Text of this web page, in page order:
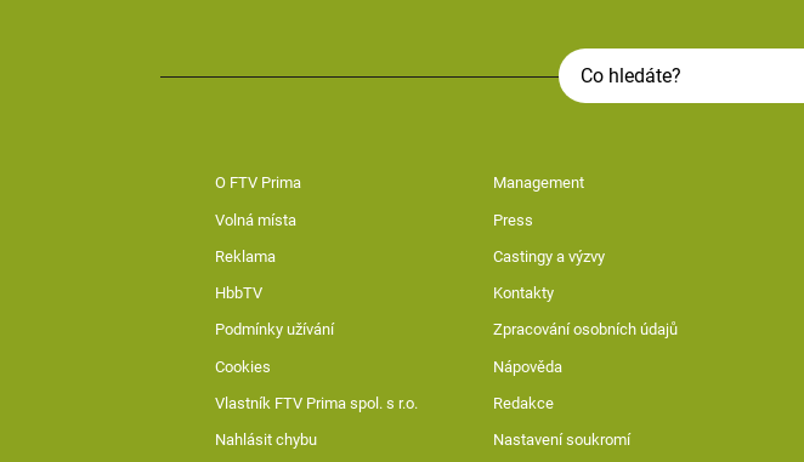
O FTV Prima Management
Volná místa Press
Reklama Castingy a výzvy
HbbTV Kontakty
Podmínky užívání Zpracování osobních údajů
Cookies Nápověda
Vlastník FTV Prima spol. s r.o. Redakce
Nahlásit chybu Nastavení soukromí